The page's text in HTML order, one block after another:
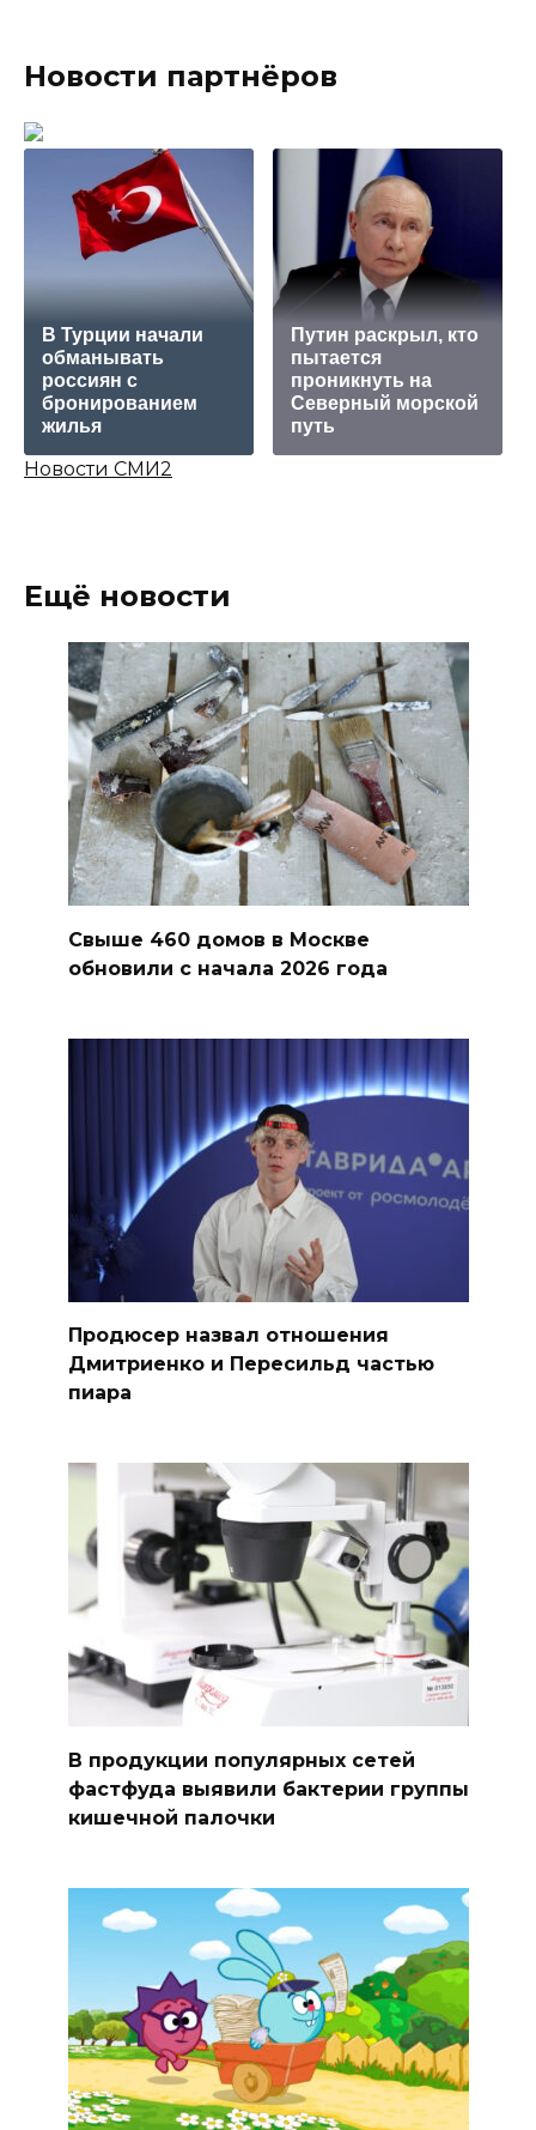
Новости партнёров
В Турции начали
обманывать
россиян с
бронированием
жилья
Путин раскрыл, кто
пытается
проникнуть на
Северный морской
путь
Новости СМИ2
Ещё новости
Свыше 460 домов в Москве
обновили с начала 2026 года
Продюсер назвал отношения
Дмитриенко и Пересильд частью
пиара
В продукции популярных сетей
фастфуда выявили бактерии группы
кишечной палочки